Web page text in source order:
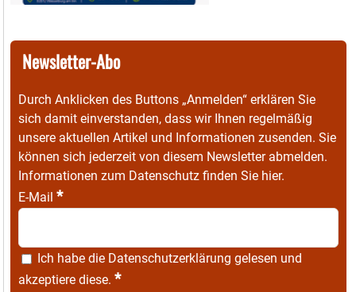
Newsletter-Abo
Durch Anklicken des Buttons „Anmelden“ erklären Sie
sich damit einverstanden, dass wir Ihnen regelmäßig
unsere aktuellen Artikel und Informationen zusenden. Sie
können sich jederzeit von diesem Newsletter abmelden.
Informationen zum Datenschutz finden Sie hier.
E-Mail *
Ich habe die Datenschutzerklärung gelesen und
akzeptiere diese. *